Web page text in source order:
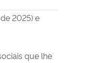
2025) e
que lhe